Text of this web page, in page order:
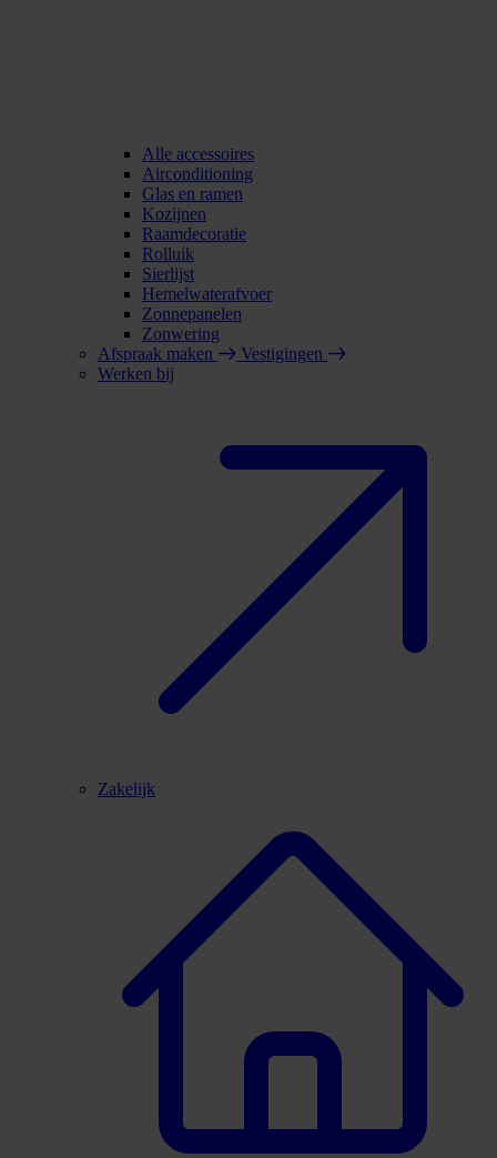
Alle accessoires
Airconditioning
Glas en ramen
Kozijnen
Raamdecoratie
Rolluik
Sierlijst
Hemelwaterafvoer
Zonnepanelen
Zonwering
Afspraak maken
Vestigingen
Werken bij
Zakelijk